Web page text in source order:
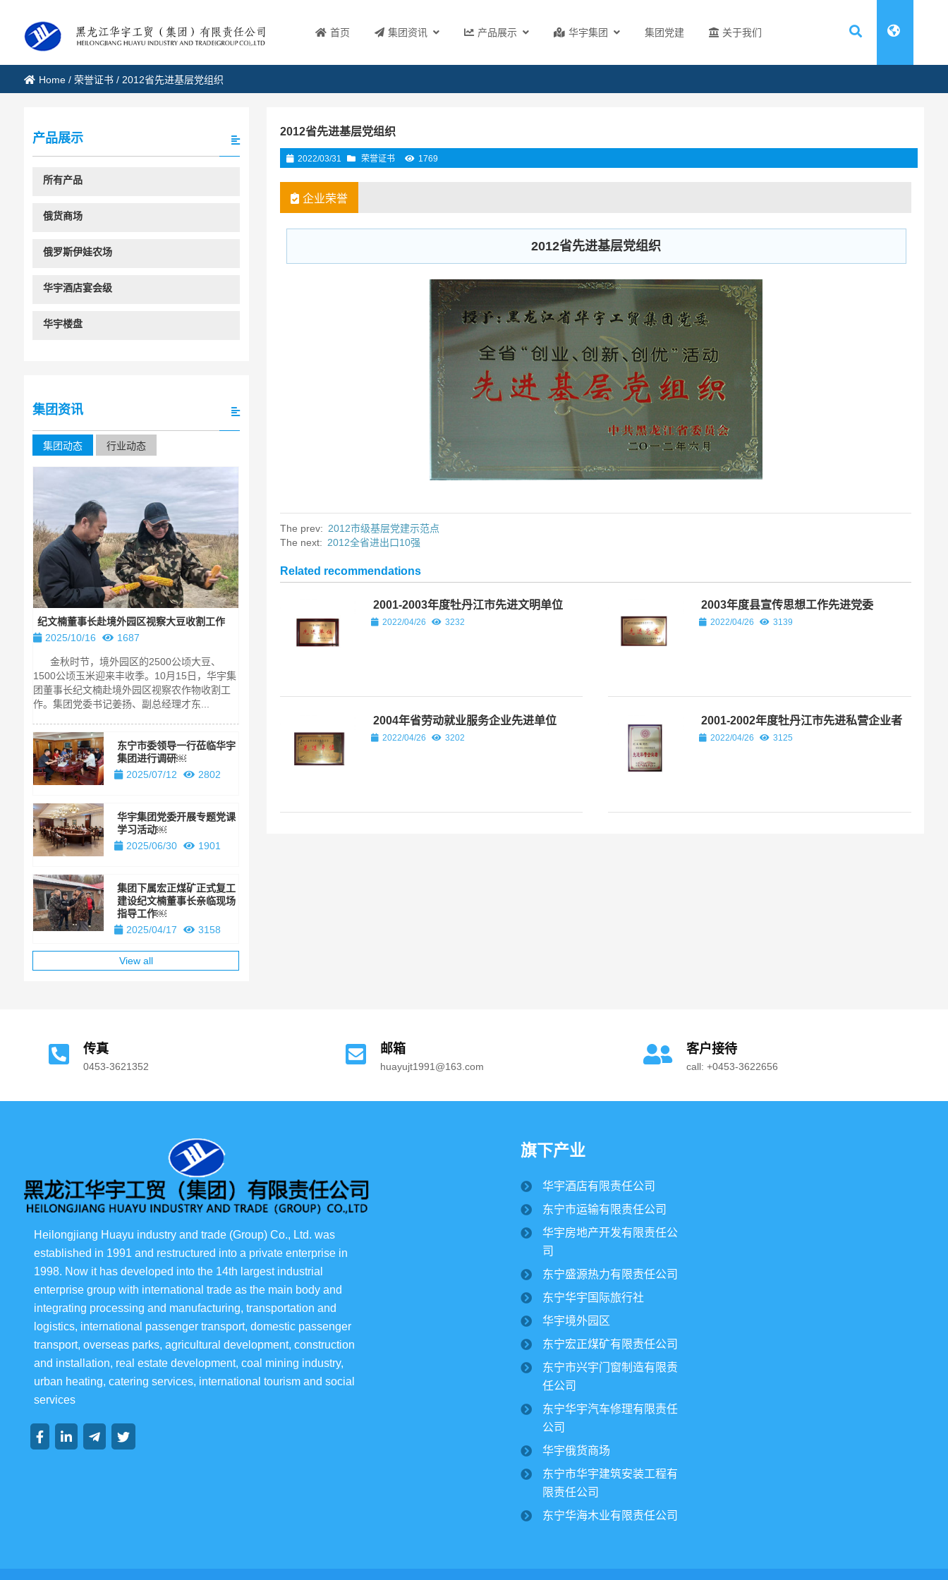
首页 集团资讯 产品展示 华宇集团 集团党建 关于我们
Home/ 荣誉证书/ 2012省先进基层党组织
2012省先进基层党组织
2022/03/31 荣誉证书 1769
企业荣誉
2012省先进基层党组织
The prev: 2012市级基层党建示范点
The next: 2012全省进出口10强
Related recommendations
2001-2003年度牡丹江市先进文明单位
2022/04/26 3232
2003年度县宣传思想工作先进党委
2022/04/26 3139
2004年省劳动就业服务企业先进单位
2022/04/26 3202
2001-2002年度牡丹江市先进私营企业者
2022/04/26 3125
产品展示
所有产品
俄货商场
俄罗斯伊娃农场
华宇酒店宴会级
华宇楼盘
集团资讯
集团动态 行业动态
纪文楠董事长赴境外园区视察大豆收割工作
2025/10/16
1687
金秋时节，境外园区的2500公顷大豆、
1500公顷玉米迎来丰收季。10月15日，华宇集
团董事长纪文楠赴境外园区视察农作物收割工
作。集团党委书记姜扬、副总经理才东...
东宁市委领导一行莅临华宇
集团进行调研￼
2025/07/12
2802
华宇集团党委开展专题党课
学习活动￼
2025/06/30
1901
集团下属宏正煤矿正式复工
建设纪文楠董事长亲临现场
指导工作￼
2025/04/17
3158
View all
集团下属宏正煤矿正式复工建设纪文楠董事
长亲临现场指导工作￼
2025/04/17
3158
事长纪文楠亲临宏正煤矿指导复工建...
省交通厅、省道路运输发展
传真
0453-3621352
邮箱
huayujt1991@163.com
客户接待
call: +0453-3622656
Heilongjiang Huayu industry and trade (Group) Co., Ltd. was
established in 1991 and restructured into a private enterprise in
1998. Now it has developed into the 14th largest industrial
enterprise group with international trade as the main body and
integrating processing and manufacturing, transportation and
logistics, international passenger transport, domestic passenger
transport, overseas parks, agricultural development, construction
and installation, real estate development, coal mining industry,
urban heating, catering services, international tourism and social
services
旗下产业
华宇酒店有限责任公司
东宁市运输有限责任公司
华宇房地产开发有限责任公
司
东宁盛源热力有限责任公司
东宁华宇国际旅行社
华宇境外园区
东宁宏正煤矿有限责任公司
东宁市兴宇门窗制造有限责
任公司
东宁华宇汽车修理有限责任
公司
华宇俄货商场
东宁市华宇建筑安装工程有
限责任公司
东宁华海木业有限责任公司